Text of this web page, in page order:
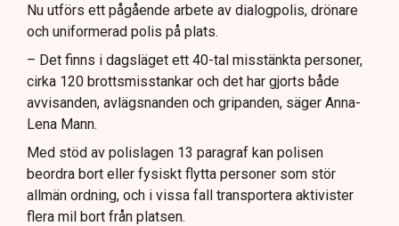
Nu utförs ett pågående arbete av dialogpolis, drönare
och uniformerad polis på plats.
– Det finns i dagsläget ett 40-tal misstänkta personer,
cirka 120 brottsmisstankar och det har gjorts både
avvisanden, avlägsnanden och gripanden, säger Anna-
Lena Mann.
Med stöd av polislagen 13 paragraf kan polisen
beordra bort eller fysiskt flytta personer som stör
allmän ordning, och i vissa fall transportera aktivister
flera mil bort från platsen.